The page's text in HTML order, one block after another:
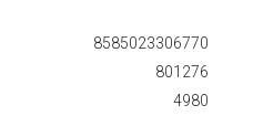
8585023306770
801276
4980